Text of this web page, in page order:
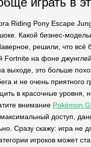
Riding Pony Escape
Какой бизнес-
решили, что всё
Fortnite на фоне
выходе, это больше
и не очень приятного
в красочные уровня,
внимание Pokémon
доступ,
Сразу скажу: игра не
игроков может